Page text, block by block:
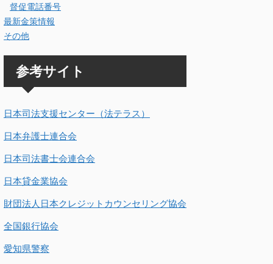
督促電話番号
最新金策情報
その他
参考サイト
日本司法支援センター（法テラス）
日本弁護士連合会
日本司法書士会連合会
日本貸金業協会
財団法人日本クレジットカウンセリング協会
全国銀行協会
愛知県警察